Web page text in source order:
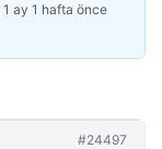
1 ay 1 hafta önce
#24497